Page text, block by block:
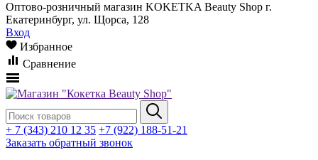
Оптово-розничный магазин KOKETKA Beauty Shop г.
Екатеринбург, ул. Щорса, 128
Вход
Избранное
Сравнение
+ 7 (343) 210 12 35 +7 (922) 188-51-21
Заказать обратный звонок